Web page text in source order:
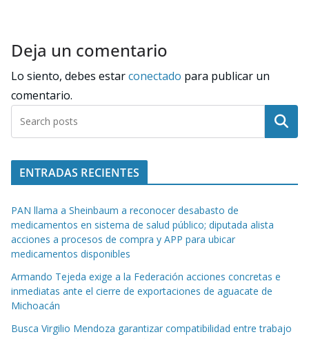
Deja un comentario
Lo siento, debes estarconectado para publicar un
comentario.
Buscar
ENTRADAS RECIENTES
PAN llama a Sheinbaum a reconocer desabasto de
medicamentos en sistema de salud público; diputada alista
acciones a procesos de compra y APP para ubicar
medicamentos disponibles
Armando Tejeda exige a la Federación acciones concretas e
inmediatas ante el cierre de exportaciones de aguacate de
Michoacán
Busca Virgilio Mendoza garantizar compatibilidad entre trabajo